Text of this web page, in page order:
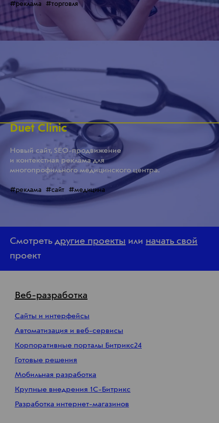
#реклама #торговля
Duet Clinic
Новый сайт, SEO-продвижение
и контекстная реклама для
многопрофильного медицинского центра.
#реклама #сайт #медицина
Смотреть другие проекты или начать свой
проект
Веб-разработка
Сайты и интерфейсы
Автоматизация и веб-сервисы
Корпоративные порталы Битрикс24
Готовые решения
Мобильная разработка
Крупные внедрения 1С-Битрикс
Разработка интернет-магазинов